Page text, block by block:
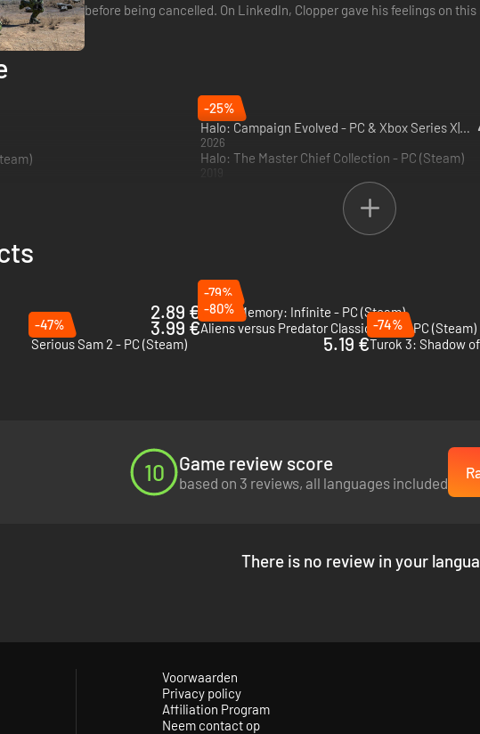
before being cancelled. On LinkedIn, Clopper gave his feelings on
-25%
Halo: Campaign Evolved - PC & Xbox Series X|S (Microsoft Store)
2026
Halo: The Master Chief Collection - PC (Steam)
2019
2.89 €
-79%
Bright Memory: Infinite - PC (Steam)
3.99 €
-80%
Aliens versus Predator Classic 2000 - PC (Steam)
-47%
Serious Sam 2 - PC (Steam)
5.19 €
-74%
10 Game review score
based on 3 reviews, all languages included
There is no review in your
Voorwaarden
Privacy policy
Affiliation Program
Neem contact op